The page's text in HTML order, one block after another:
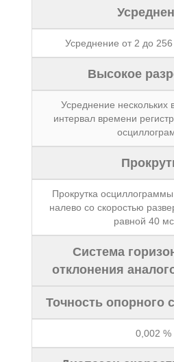
Усреднение от 2 до
Высокое
Усреднение нескольких
интервал времени
Прокрутка
налево со скоростью
равной 40
Система
отклонения
Точность опорного
0,002 %